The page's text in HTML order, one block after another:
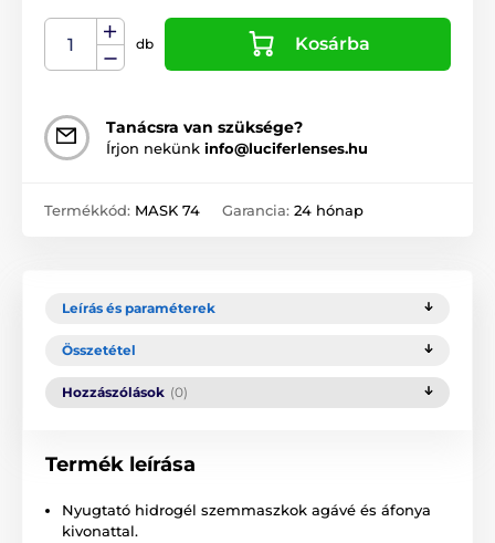
db Kosárba
Tanácsra van szüksége?
Írjon nekünk info@luciferlenses.hu
Termékkód: MASK 74 Garancia: 24 hónap
Leírás és paraméterek
Összetétel
Hozzászólások (0)
Termék leírása
Nyugtató hidrogél szemmaszkok agávé és áfonya
kivonattal.